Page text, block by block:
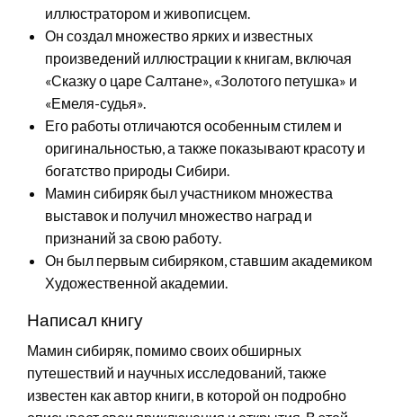
иллюстратором и живописцем.
Он создал множество ярких и известных
произведений иллюстрации к книгам, включая
«Сказку о царе Салтане», «Золотого петушка» и
«Емеля-судья».
Его работы отличаются особенным стилем и
оригинальностью, а также показывают красоту и
богатство природы Сибири.
Мамин сибиряк был участником множества
выставок и получил множество наград и
признаний за свою работу.
Он был первым сибиряком, ставшим академиком
Художественной академии.
Написал книгу
Мамин сибиряк, помимо своих обширных
путешествий и научных исследований, также
известен как автор книги, в которой он подробно